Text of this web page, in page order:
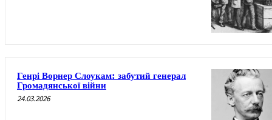
Генрі Ворнер Слоукам: забутий генерал
Громадянської війни
24.03.2026